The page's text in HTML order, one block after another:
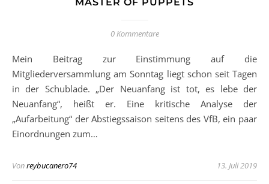
0 Kommentare
Mein Beitrag zur Einstimmung auf die
Mitgliederversammlung am Sonntag liegt schon seit Tagen
in der Schublade. „Der Neuanfang ist tot, es lebe der
Neuanfang“, heißt er. Eine kritische Analyse der
„Aufarbeitung“ der Abstiegssaison seitens des VfB, ein paar
Einordnungen zum…
Vonreybucanero74 13. Juli 2019